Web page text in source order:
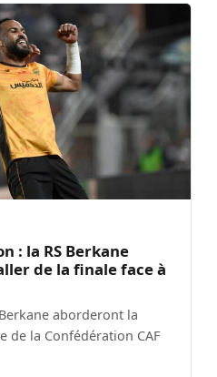
: la RS Berkane
de la finale face à
aborderont la
de la Confédération CAF